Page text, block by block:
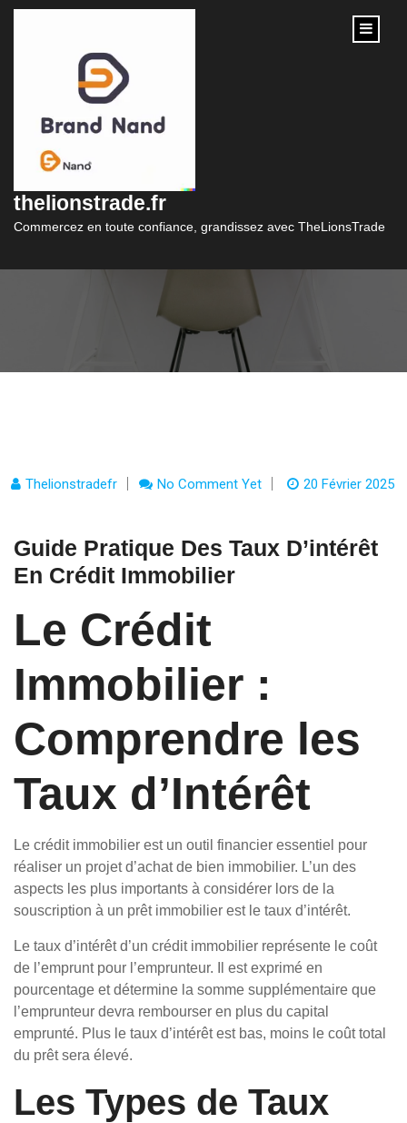
content
thelionstrade.fr
Commercez en toute confiance, grandissez avec TheLionsTrade
Guide pratique des
taux d’intérêt en
crédit immobilier
Thelionstradefr No Comment Yet 20 Février 2025
Guide Pratique Des Taux D’intérêt
En Crédit Immobilier
Le Crédit
Immobilier :
Comprendre les
Taux d’Intérêt
Le crédit immobilier est un outil financier essentiel pour
réaliser un projet d’achat de bien immobilier. L’un des
aspects les plus importants à considérer lors de la
souscription à un prêt immobilier est le taux d’intérêt.
Le taux d’intérêt d’un crédit immobilier représente le coût
de l’emprunt pour l’emprunteur. Il est exprimé en
pourcentage et détermine la somme supplémentaire que
l’emprunteur devra rembourser en plus du capital
emprunté. Plus le taux d’intérêt est bas, moins le coût total
du prêt sera élevé.
Les Types de Taux